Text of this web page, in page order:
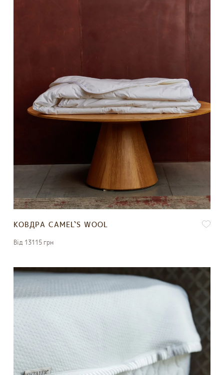
КОВДРА CAMEL`S WOOL
Вiд 13115 грн